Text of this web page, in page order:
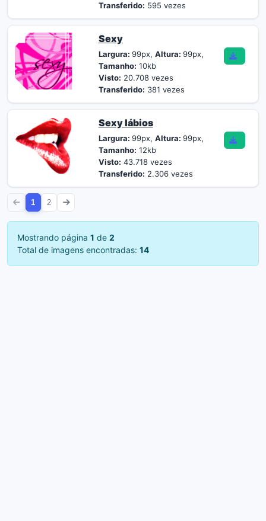
Transferido: 595 vezes
Sexy
Largura: 99px, Altura: 99px,
Tamanho: 10kb
Visto: 20.708 vezes
Transferido: 381 vezes
Sexy lábios
Largura: 99px, Altura: 99px,
Tamanho: 12kb
Visto: 43.718 vezes
Transferido: 2.306 vezes
1 2
Mostrando página 1 de 2
Total de imagens encontradas: 14